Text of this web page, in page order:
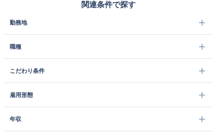
関連条件で探す
勤務地
職種
こだわり条件
雇用形態
年収